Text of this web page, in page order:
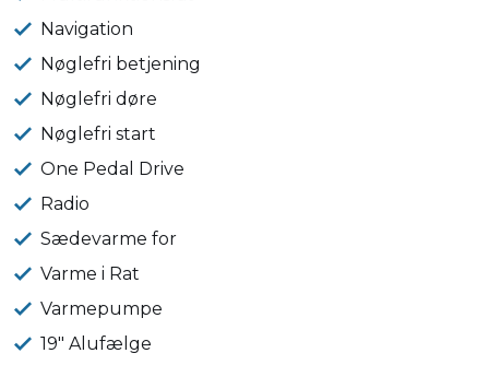
Navigation
Nøglefri betjening
Nøglefri døre
Nøglefri start
One Pedal Drive
Radio
Sædevarme for
Varme i Rat
Varmepumpe
19" Alufælge